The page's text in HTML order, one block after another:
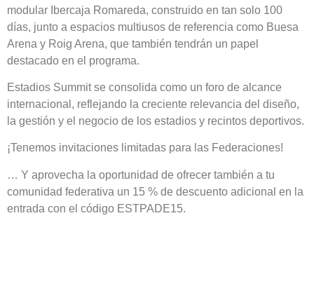
modular Ibercaja Romareda, construido en tan solo 100
días, junto a espacios multiusos de referencia como Buesa
Arena y Roig Arena, que también tendrán un papel
destacado en el programa.
Estadios Summit se consolida como un foro de alcance
internacional, reflejando la creciente relevancia del diseño,
la gestión y el negocio de los estadios y recintos deportivos.
¡Tenemos invitaciones limitadas para las Federaciones!
… Y aprovecha la oportunidad de ofrecer también a tu
comunidad federativa un 15 % de descuento adicional en la
entrada con el código ESTPADE15.